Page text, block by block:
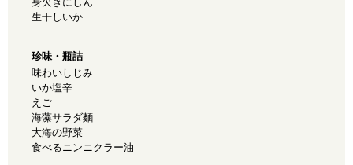
生干しいか
珍味・瓶詰
味わいしじみ
いか塩辛
えご
海藻サラダ麵
大海の野菜
食べるニンニクラー油